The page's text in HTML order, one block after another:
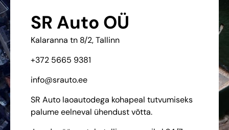
SR Auto OÜ
Kalaranna tn 8/2, Tallinn
+372 5665 9381
info@srauto.ee
SR Auto laoautodega kohapeal tutvumiseks
palume eelneval ühendust võtta.